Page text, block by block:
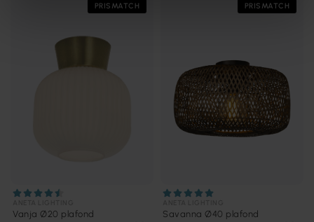
PRISMATCH
Vanja Ø20 plafond
PRISMATCH
Savanna Ø40 plafond